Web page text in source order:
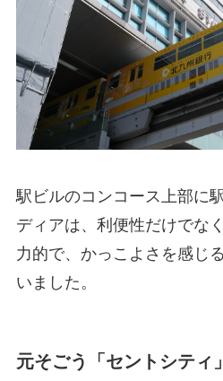
駅ビルのコンコース上部に
ディアは、利便性だけでな
力的で、かっこよさを感じ
いました。
元そごう「セントシティ